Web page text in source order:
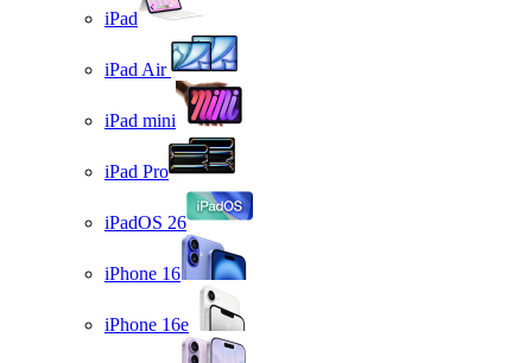
iPad
iPad Air
iPad mini
iPad Pro
iPadOS 26
iPhone 16
iPhone 16e